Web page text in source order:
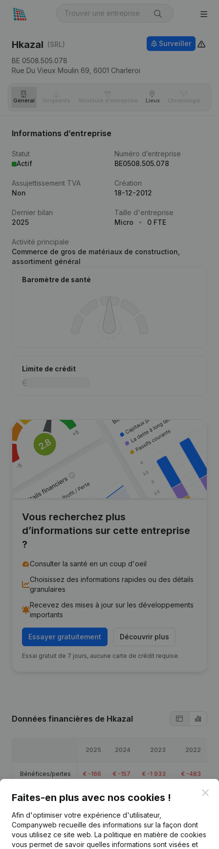
Hkazal (SRL)
BE 0508.505.078
Rue Du Vieux Moulin 69, 6001 Charleroi
Surveiller
Général Dirigeants Structure d'entreprise Lieux Chronologie
Informations d’entreprise
Statut
Actif
Numéro d’entreprise
BE0508.505.078
Assujettissement TVA
Non
Création
18-12-2012
Dernier bilan
2025
Taille d'entreprise
Micro
0 FTE
Activité principale
Commerce de gros de matériaux de construction,
assortiment général
Baromètre de santé
Limite de crédit
Vous recherchez plus
d’informations sur cette entreprise
?
Consulter la santé en un coup d'oeil
Choisissez des informations rapides ou des détails
granulaires
Recevez des mises à jour sur les développements
importants
Essayer gratuitement Découvrir plus
Essai gratuit de 7 jours, aucune carte de crédit requise.
Données financières de Hkazal
2025 2024 2023 2022
Bénéfices/pertes € -166 € -157 € -1 933 € -483
Capitaux propres €-186 €-20 €136
Marge brute €-66 €-64 €-1 840 €-405
Faites-en plus avec nos cookies !
Afin d'optimiser votre expérience d'utilisateur,
Companyweb recueille des informations sur la façon dont
vous utilisez ce site web. La politique en matière de cookies
vous permet de savoir quelles informations sont visées et